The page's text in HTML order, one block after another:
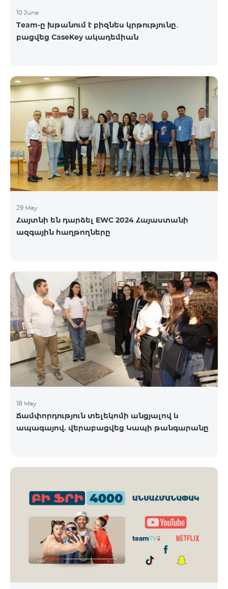
10 June
Team-ը խթանում է բիզնես կրթությունը․
բացվեց CaseKey ակադեմիան
29 May
Հայտնի են դարձել EWC 2024 Հայաստանի
ազգային հաղթողները
18 May
Ճամփորդություն տելեկոմի անցյալով և
ապագայով. վերաբացվեց Կապի թանգարանը